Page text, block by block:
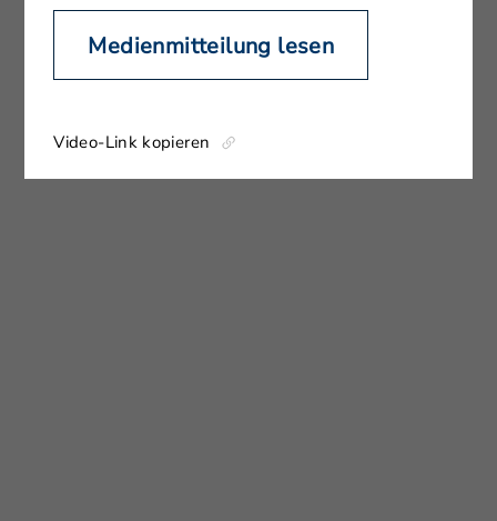
Medienmitteilung lesen
Video-Link kopieren